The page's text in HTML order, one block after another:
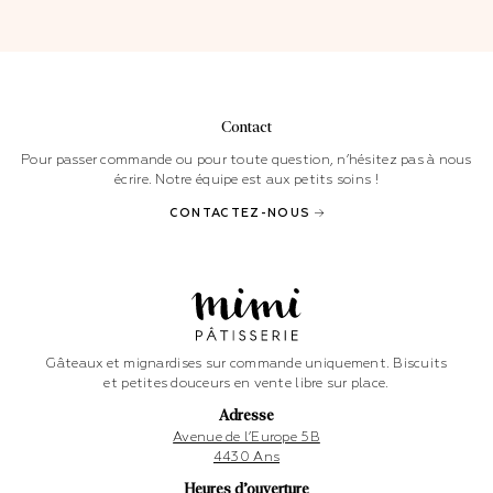
Gâteaux et mignardises sur commande uniquement. Biscuits
et petites douceurs en vente libre sur place.
Adresse
Avenue de l’Europe 5B
4430 Ans
Heures d’ouverture
Contact
Pour passer commande ou pour toute question, n’hésitez pas à nous
écrire. Notre équipe est aux petits soins !
CONTACTEZ-NOUS